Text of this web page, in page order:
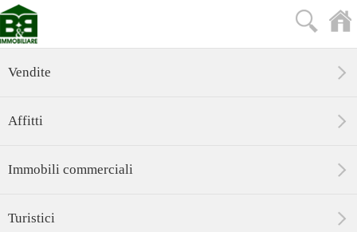
Vendite
Affitti
Immobili commerciali
Turistici